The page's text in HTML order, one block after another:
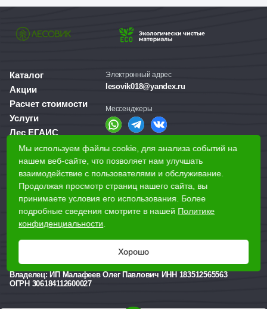
Каталог
Акции
Расчет стоимости
Услуги
Лес ЕГАИС
О компании
Доставка и оплата
Для бизнеса
Наши магазины
Ижевск, Воткинское шоссе, 340
Электронный адрес
lesovik018@yandex.ru
Мессенджеры
Справочная служба
+7 (3412) 77-60-50
Реквизиты
Владелец: ИП Малафеев Олег Павлович ИНН 183512565563
ОГРН 306184112600027
Мы используем файлы cookie, для анализа событий на
нашем веб-сайте, что позволяет нам улучшать
взаимодействие с пользователями и обслуживание.
Продолжая просмотр страниц нашего сайта, вы
принимаете условия его использования. Более
подробные сведения смотрите в нашей Политике
конфиденциальности
Хорошо